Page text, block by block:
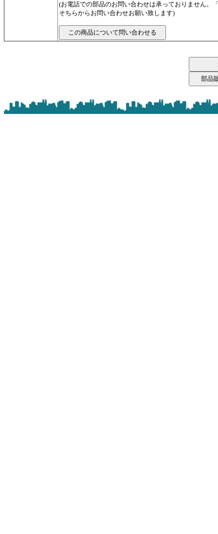
(お電話での部品のお問い合わせは承っておりません。
そちらからお問い合わせお願い致します)